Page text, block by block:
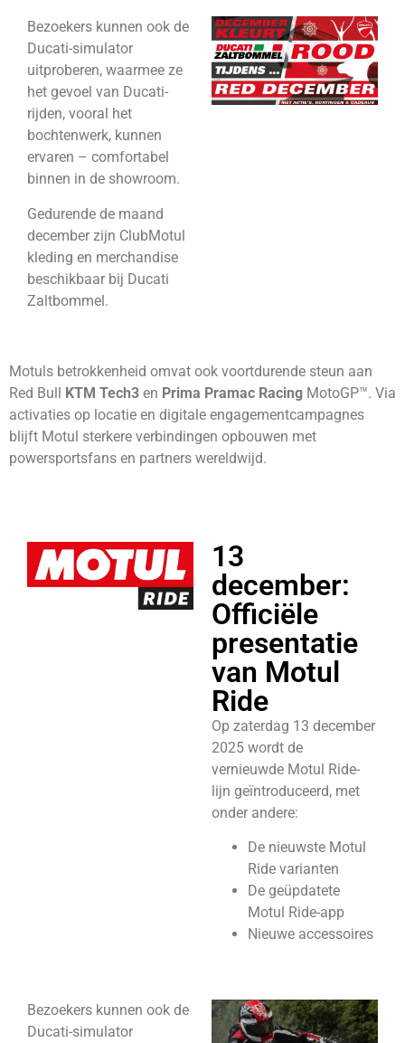
Bezoekers kunnen ook de
Ducati-simulator
uitproberen, waarmee ze
het gevoel van Ducati-
rijden, vooral het
bochtenwerk, kunnen
ervaren – comfortabel
binnen in de showroom.
Gedurende de maand
december zijn ClubMotul
kleding en merchandise
beschikbaar bij Ducati
Zaltbommel.
Motuls betrokkenheid omvat ook voortdurende steun aan
Red Bull KTM Tech3 en Prima Pramac Racing MotoGP™. Via
activaties op locatie en digitale engagementcampagnes
blijft Motul sterkere verbindingen opbouwen met
powersportsfans en partners wereldwijd.
13
december:
Officiële
presentatie
van Motul
Ride
Op zaterdag 13 december
2025 wordt de
vernieuwde Motul Ride-
lijn geïntroduceerd, met
onder andere:
De nieuwste Motul
Ride varianten
De geüpdatete
Motul Ride-app
Nieuwe accessoires
Bezoekers kunnen ook de
Ducati-simulator